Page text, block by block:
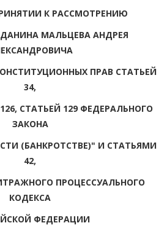
К РАССМОТРЕНИЮ
МАЛЬЦЕВА АНДРЕЯ
ПРАВ СТАТЬЕЙ
34,
СТАТЬЕЙ 129 ФЕДЕРАЛЬНОГО
ЗАКОНА
(БАНКРОТСТВЕ)" И СТАТЬЯМИ
42,
ПРОЦЕССУАЛЬНОГО
КОДЕКСА
ФЕДЕРАЦИИ